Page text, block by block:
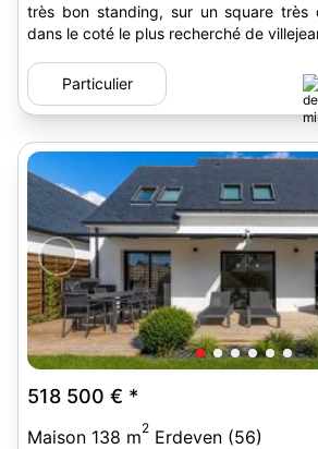
très bon standing, sur un square très
dans le coté le plus recherché de
Particulier
518 500 € *
Maison 138 m2 Erdeven (56)